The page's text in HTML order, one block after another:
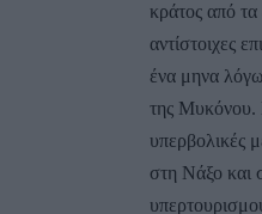
κράτος από τα
αντίστοιχες
ένα μηνα
της Μυκόνου.
υπερβολικές
στη Νάξο και